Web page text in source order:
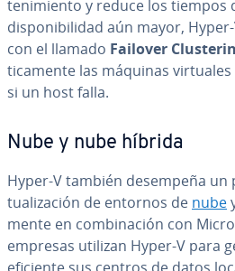
te­ni­mie­n­to y reduce los tiempos
di­s­po­ni­bi­li­dad aún mayor,
con el llamado Failover
ti­ca­me­n­te las máquinas
si un host falla.
Nube y nube híbrida
Hyper-V también desempeña
tua­li­za­ción de entornos de nube
me­n­te en co­m­bi­na­ción con
empresas utilizan Hyper-V para